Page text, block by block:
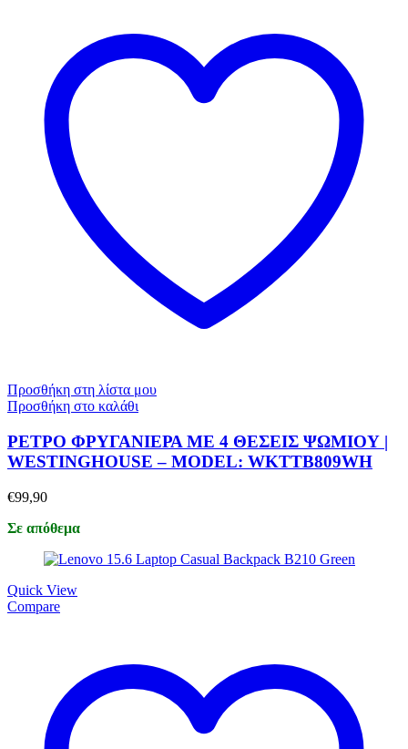
Προσθήκη στη λίστα μου
Προσθήκη στο καλάθι
ΡΕΤΡΟ ΦΡΥΓΑΝΙΕΡΑ ΜΕ 4 ΘΕΣΕΙΣ ΨΩΜΙΟΥ |
WESTINGHOUSE – MODEL: WKTTB809WH
€99,90
Σε απόθεμα
Quick View
Compare